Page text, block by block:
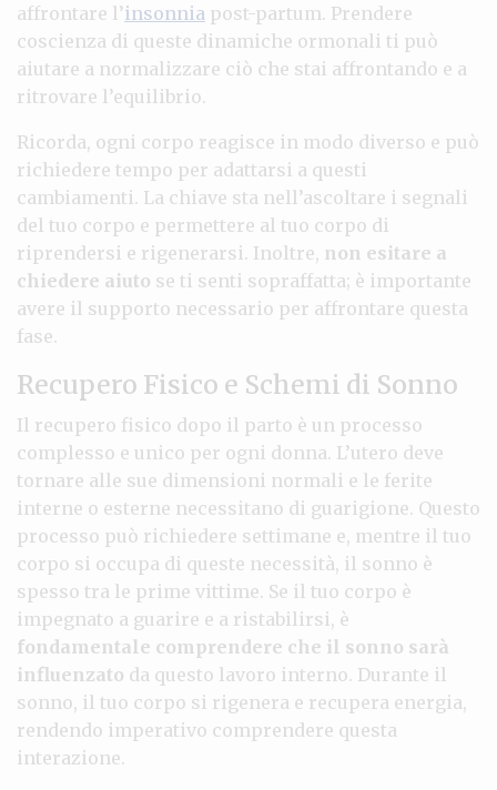
affrontare l’insonnia post-partum. Prendere
coscienza di queste dinamiche ormonali ti può
aiutare a normalizzare ciò che stai affrontando e a
ritrovare l’equilibrio.
Ricorda, ogni corpo reagisce in modo diverso e può
richiedere tempo per adattarsi a questi
cambiamenti. La chiave sta nell’ascoltare i segnali
del tuo corpo e permettere al tuo corpo di
riprendersi e rigenerarsi. Inoltre, non esitare a
chiedere aiuto se ti senti sopraffatta; è importante
avere il supporto necessario per affrontare questa
fase.
Recupero Fisico e Schemi di Sonno
Il recupero fisico dopo il parto è un processo
complesso e unico per ogni donna. L’utero deve
tornare alle sue dimensioni normali e le ferite
interne o esterne necessitano di guarigione. Questo
processo può richiedere settimane e, mentre il tuo
corpo si occupa di queste necessità, il sonno è
spesso tra le prime vittime. Se il tuo corpo è
impegnato a guarire e a ristabilirsi, è
fondamentale comprendere che il sonno sarà
influenzato da questo lavoro interno. Durante il
sonno, il tuo corpo si rigenera e recupera energia,
rendendo imperativo comprendere questa
interazione.